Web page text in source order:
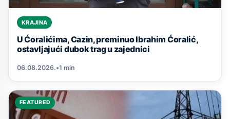
KRAJINA
U Ćoralićima, Cazin, preminuo Ibrahim Ćoralić,
ostavljajući dubok trag u zajednici
06.08.2026.•1 min
FEATURED